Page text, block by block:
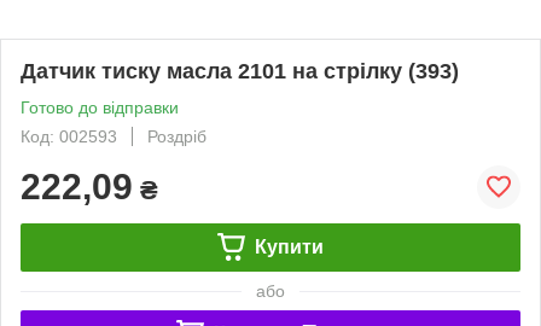
Датчик тиску масла 2101 на стрілку (393)
Готово до відправки
Код: 002593
Роздріб
222,09 ₴
Купити
або